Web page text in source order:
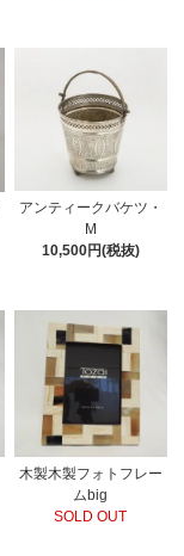
アンティークバケツ・
M
10,500円(税抜)
木製木製フォトフレー
ムbig
SOLD OUT